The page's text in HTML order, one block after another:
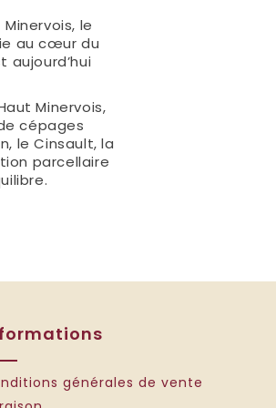
le
au cœur du
aujourd’hui
Minervois,
cépages
le Cinsault, la
parcellaire
générales de vente